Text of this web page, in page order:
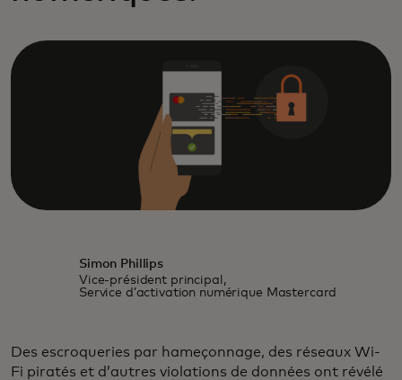
Simon Phillips
Vice-président principal,
Service d’activation numérique Mastercard
Des escroqueries par hameçonnage, des réseaux Wi-
Fi piratés et d’autres violations de données ont révélé